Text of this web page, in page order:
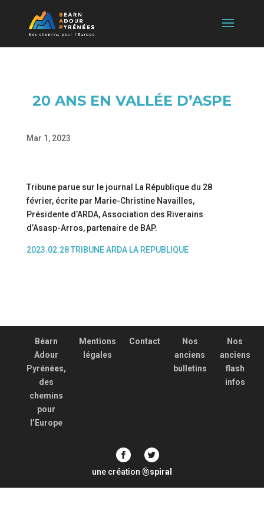
20 ANS EN VALLÉE D’ASPE
Mar 1, 2023
Tribune parue sur le journal La République du 28
février, écrite par Marie-Christine Navailles,
Présidente d’ARDA, Association des Riverains
d’Asasp-Arros, partenaire de BAP.
2023.02.28 TRIBUNE ARDA LA REPUBLIQUE
Béarn
Adour
Pyrénées,
des
chemins
pour
l’Europe
Mentions
légales
Contact
Nos
anciens
bulletins
Nos
anciens
flash
infos
une création @spiral